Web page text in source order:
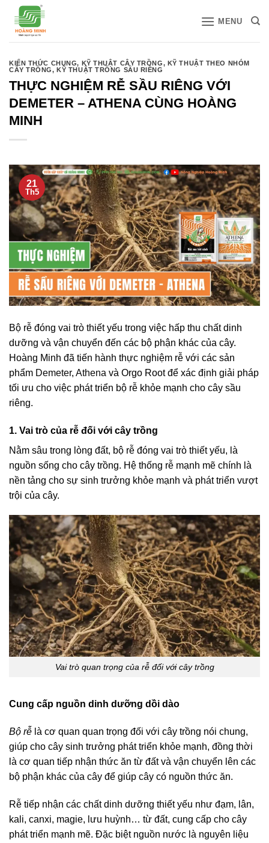
qua
MENU
KIẾN THỨC CHUNG, KỸ THUẬT CÂY TRỒNG, KỸ THUẬT THEO NHÓM
CÂY TRỒNG,KỸ THUẬT TRỒNG SẦU RIÊNG
THỰC NGHIỆM RỄ SẦU RIÊNG VỚI
DEMETER – ATHENA CÙNG HOÀNG
MINH
21
Th5
Bộ rễ đóng vai trò thiết yếu trong việc hấp thu chất dinh
dưỡng và vận chuyển đến các bộ phận khác của cây.
Hoàng Minh đã tiến hành thực nghiệm rễ với các sản
phẩm Demeter, Athena và Orgo Root để xác định giải pháp
tối ưu cho việc phát triển bộ rễ khỏe mạnh cho cây sầu
riêng.
1. Vai trò của rễ đối với cây trồng
Nằm sâu trong lòng đất, bộ rễ đóng vai trò thiết yếu, là
nguồn sống cho cây trồng. Hệ thống rễ mạnh mẽ chính là
nền tảng cho sự sinh trưởng khỏe mạnh và phát triển vượt
trội của cây.
Vai trò quan trọng của rễ đối với cây trồng
Cung cấp nguồn dinh dưỡng dồi dào
Bộ rễ là cơ quan quan trọng đối với cây trồng nói chung,
giúp cho cây sinh trưởng phát triển khỏe mạnh, đồng thời
là cơ quan tiếp nhận thức ăn từ đất và vận chuyển lên các
bộ phận khác của cây để giúp cây có nguồn thức ăn.
Rễ tiếp nhận các chất dinh dưỡng thiết yếu như đạm, lân,
kali, canxi, magie, lưu huỳnh… từ đất, cung cấp cho cây
phát triển mạnh mẽ. Đặc biệt nguồn nước là nguyên liệu